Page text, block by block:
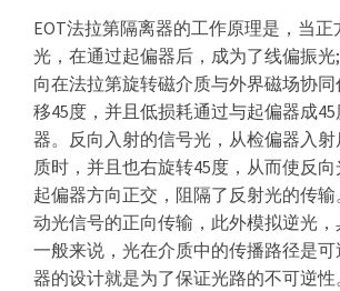
晶
体，
调
Q
晶
体，
激
光
器
EOT法拉第隔离器的工作原理是，当
光，在通过起偏器后，成为了线偏振
向在法拉第旋转磁介质与外界磁场协
移45度，并且低损耗通过与起偏器成
器。反向入射的信号光，从检偏器入
质时，并且也右旋转45度，从而使反
起偏器方向正交，阻隔了反射光的传
动光信号的正向传输，此外模拟逆光，
一般来说，光在介质中的传播路径是
器的设计就是为了保证光路的不可逆